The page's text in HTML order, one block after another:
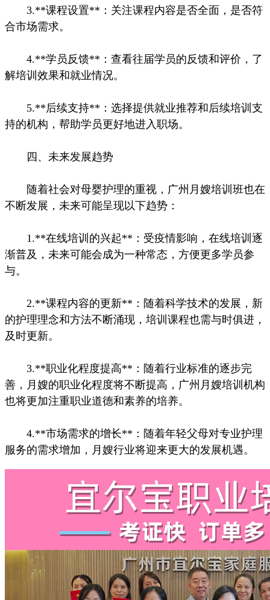
3.**课程设置**：关注课程内容是否全面，是否符
合市场需求。
4.**学员反馈**：查看往届学员的反馈和评价，了
解培训效果和就业情况。
5.**后续支持**：选择提供就业推荐和后续培训支
持的机构，帮助学员更好地进入职场。
四、未来发展趋势
随着社会对母婴护理的重视，广州月嫂培训班也在
不断发展，未来可能呈现以下趋势：
1.**在线培训的兴起**：受疫情影响，在线培训逐
渐普及，未来可能会成为一种常态，方便更多学员参
与。
2.**课程内容的更新**：随着科学技术的发展，新
的护理理念和方法不断涌现，培训课程也需与时俱进，
及时更新。
3.**职业化程度提高**：随着行业标准的逐步完
善，月嫂的职业化程度将不断提高，广州月嫂培训机构
也将更加注重职业道德和素养的培养。
4.**市场需求的增长**：随着年轻父母对专业护理
服务的需求增加，月嫂行业将迎来更大的发展机遇。